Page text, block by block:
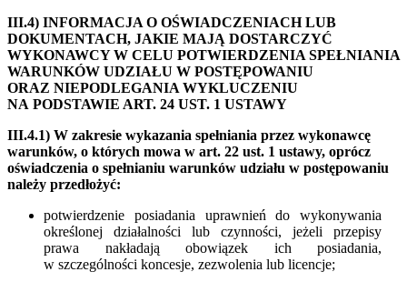
III.4) INFORMACJA O OŚWIADCZENIACH LUB
DOKUMENTACH, JAKIE MAJĄ DOSTARCZYĆ
WYKONAWCY W CELU POTWIERDZENIA SPEŁNIANIA
WARUNKÓW UDZIAŁU W POSTĘPOWANIU
ORAZ NIEPODLEGANIA WYKLUCZENIU
NA PODSTAWIE ART. 24 UST. 1 USTAWY
III.4.1) W zakresie wykazania spełniania przez wykonawcę
warunków, o których mowa w art. 22 ust. 1 ustawy, oprócz
oświadczenia o spełnianiu warunków udziału w postępowaniu
należy przedłożyć:
potwierdzenie posiadania uprawnień do wykonywania
określonej działalności lub czynności, jeżeli przepisy
prawa nakładają obowiązek ich posiadania,
w szczególności koncesje, zezwolenia lub licencje;